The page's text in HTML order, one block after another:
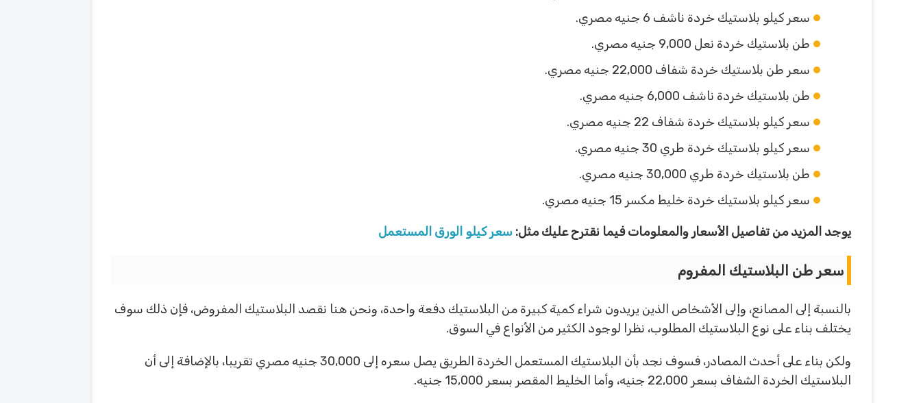
سعر كيلو بلاستيك خردة ناشف 6 جنيه مصري.
طن بلاستيك خردة نعل 9,000 جنيه مصري.
سعر طن بلاستيك خردة شفاف 22,000 جنيه مصري.
طن بلاستيك خردة ناشف 6,000 جنيه مصري.
سعر كيلو بلاستيك خردة شفاف 22 جنيه مصري.
سعر كيلو بلاستيك خردة طري 30 جنيه مصري.
طن بلاستيك خردة طري 30,000 جنيه مصري.
سعر كيلو بلاستيك خردة خليط مكسر 15 جنيه مصري.
يوجد المزيد من تفاصيل الأسعار والمعلومات فيما نقترح عليك مثل: سعر كيلو الورق المستعمل
سعر طن البلاستيك المفروم
بالنسبة إلى المصانع، وإلى الأشخاص الذين يريدون شراء كمية كبيرة من البلاستيك دفعة واحدة، ونحن هنا نقصد البلاستيك المفروض، فإن ذلك سوف
يختلف بناء على نوع البلاستيك المطلوب، نظرا لوجود الكثير من الأنواع في السوق.
ولكن بناء على أحدث المصادر، فسوف نجد بأن البلاستيك المستعمل الخردة الطريق يصل سعره إلى 30,000 جنيه مصري تقريبا، بالإضافة إلى أن
البلاستيك الخردة الشفاف بسعر 22,000 جنيه، وأما الخليط المقصر بسعر 15,000 جنيه.